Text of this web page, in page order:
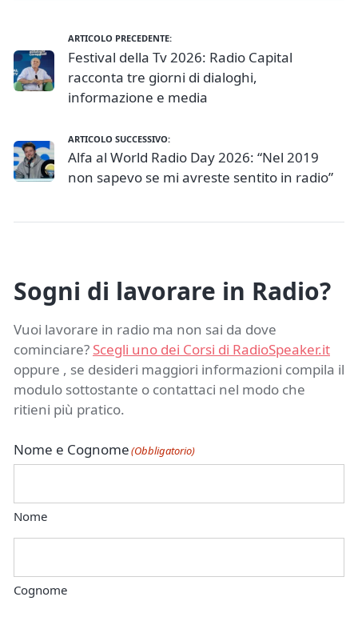
ARTICOLO PRECEDENTE:
Festival della Tv 2026: Radio Capital
racconta tre giorni di dialoghi,
informazione e media
ARTICOLO SUCCESSIVO:
Alfa al World Radio Day 2026: “Nel 2019
non sapevo se mi avreste sentito in radio”
Sogni di lavorare in Radio?
Vuoi lavorare in radio ma non sai da dove
cominciare? Scegli uno dei Corsi di RadioSpeaker.it
oppure , se desideri maggiori informazioni compila il
modulo sottostante o contattaci nel modo che
ritieni più pratico.
Nome e Cognome(Obbligatorio)
Nome
Cognome